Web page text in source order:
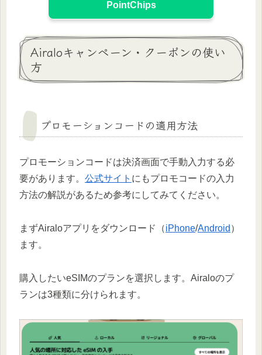
PointChips
Airaloキャンペーン・クーポンの使い
方
プロモーションコードの適用方法
プロモーションコードは決済画面で手動入力する必
要があります。 公式サイト にもプロモコードの入力
方法の解説があるため参考にしてみてください。
まずAiraloアプリをダウンロード（iPhone/Android ）
ます。
購入したいeSIMのプランを選択します。Airaloのプ
ランは3種類に分けられます。